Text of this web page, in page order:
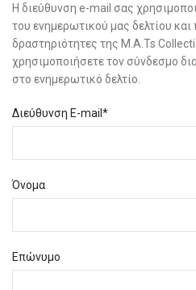
Η διεύθυνση e-mail σας
του ενημερωτικού μας δελτίου
δραστηριότητες της M.A.Ts
χρησιμοποιήσετε τον σύνδεσμο
στο ενημερωτικό δελτίο.
Διεύθυνση E-mail*
Όνομα
Επώνυμο